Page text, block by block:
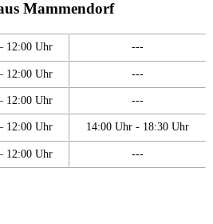
Mammendorf
12:00 Uhr ---
12:00 Uhr ---
12:00 Uhr ---
12:00 Uhr 14:00 Uhr - 18:30 Uhr
12:00 Uhr ---